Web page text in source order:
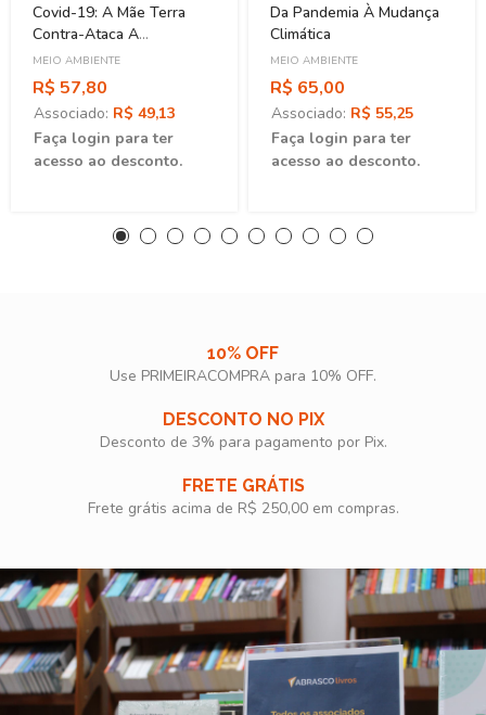
Covid-19: A Mãe Terra
Contra-Ataca A
Humanidade
MEIO AMBIENTE
R$ 57,80
Associado: R$ 49,13
Faça login para ter
acesso ao desconto.
Da Pandemia À Mudança
Climática
MEIO AMBIENTE
R$ 65,00
Associado: R$ 55,25
Faça login para ter
acesso ao desconto.
10% OFF
Use PRIMEIRACOMPRA para 10% OFF.​
DESCONTO NO PIX
Desconto de 3% para pagamento por Pix.
FRETE GRÁTIS
Frete grátis acima de R$ 250,00 em compras.